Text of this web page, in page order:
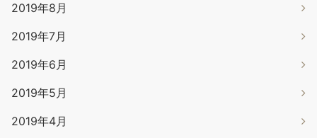
2019年8月
2019年7月
2019年6月
2019年5月
2019年4月